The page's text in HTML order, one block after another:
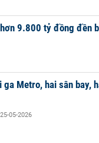
9.800 tỷ đồng đền
ga Metro, hai sân bay,
25-05-2026